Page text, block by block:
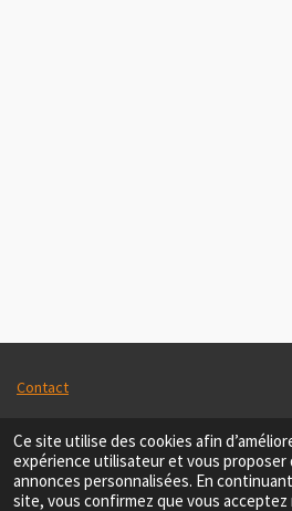
Ce site utilise des cookies afin
expérience utilisateur et vous proposer
annonces personnalisées. En
site, vous confirmez que vous
Contact
WhatsApp : 0494/84 68 56
mail :equipe@vaniche.be